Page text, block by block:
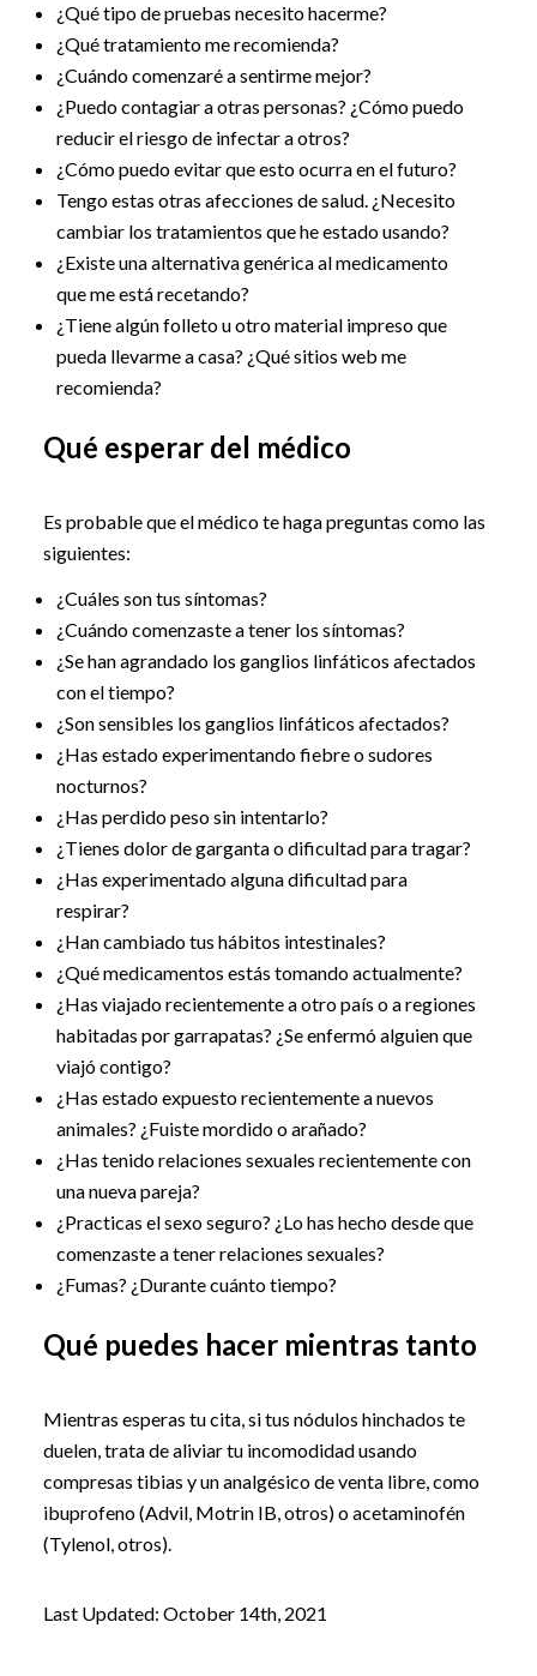
¿Qué tipo de pruebas necesito hacerme?
¿Qué tratamiento me recomienda?
¿Cuándo comenzaré a sentirme mejor?
¿Puedo contagiar a otras personas? ¿Cómo puedo
reducir el riesgo de infectar a otros?
¿Cómo puedo evitar que esto ocurra en el futuro?
Tengo estas otras afecciones de salud. ¿Necesito
cambiar los tratamientos que he estado usando?
¿Existe una alternativa genérica al medicamento
que me está recetando?
¿Tiene algún folleto u otro material impreso que
pueda llevarme a casa? ¿Qué sitios web me
recomienda?
Qué esperar del médico
Es probable que el médico te haga preguntas como las
siguientes:
¿Cuáles son tus síntomas?
¿Cuándo comenzaste a tener los síntomas?
¿Se han agrandado los ganglios linfáticos afectados
con el tiempo?
¿Son sensibles los ganglios linfáticos afectados?
¿Has estado experimentando fiebre o sudores
nocturnos?
¿Has perdido peso sin intentarlo?
¿Tienes dolor de garganta o dificultad para tragar?
¿Has experimentado alguna dificultad para
respirar?
¿Han cambiado tus hábitos intestinales?
¿Qué medicamentos estás tomando actualmente?
¿Has viajado recientemente a otro país o a regiones
habitadas por garrapatas? ¿Se enfermó alguien que
viajó contigo?
¿Has estado expuesto recientemente a nuevos
animales? ¿Fuiste mordido o arañado?
¿Has tenido relaciones sexuales recientemente con
una nueva pareja?
¿Practicas el sexo seguro? ¿Lo has hecho desde que
comenzaste a tener relaciones sexuales?
¿Fumas? ¿Durante cuánto tiempo?
Qué puedes hacer mientras tanto
Mientras esperas tu cita, si tus nódulos hinchados te
duelen, trata de aliviar tu incomodidad usando
compresas tibias y un analgésico de venta libre, como
ibuprofeno (Advil, Motrin IB, otros) o acetaminofén
(Tylenol, otros).
Last Updated: October 14th, 2021